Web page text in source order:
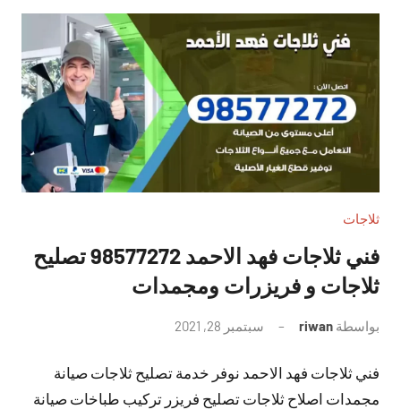
ثلاجات
فني ثلاجات فهد الاحمد 98577272 تصليح
ثلاجات و فريزرات ومجمدات
بواسطة riwan سبتمبر 28, 2021
تعليقات
فني ثلاجات فهد الاحمد نوفر خدمة تصليح ثلاجات صيانة
مجمدات اصلاح ثلاجات تصليح فريزر تركيب طباخات صيانة